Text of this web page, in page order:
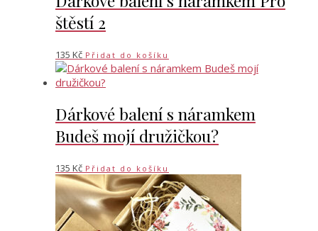
štěstí 2
135 Kč Přidat do košíku
Dárkové balení s náramkem
Budeš mojí družičkou?
135 Kč Přidat do košíku